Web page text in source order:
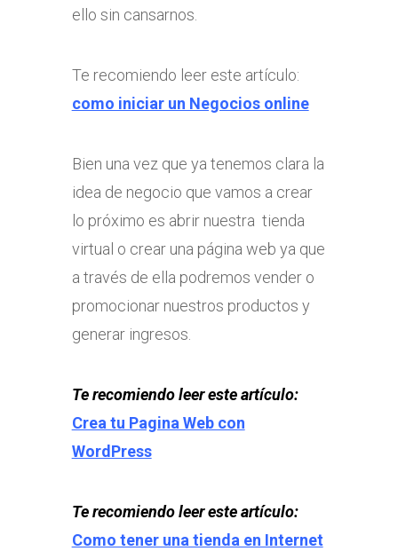
ello sin cansarnos.
Te recomiendo leer este artículo:
como iniciar un Negocios online
Bien una vez que ya tenemos clara la
idea de negocio que vamos a crear
lo próximo es abrir nuestra tienda
virtual o crear una página web ya que
a través de ella podremos vender o
promocionar nuestros productos y
generar ingresos.
Te recomiendo leer este artículo:
Crea tu Pagina Web con
WordPress
Te recomiendo leer este artículo:
Como tener una tienda en Internet